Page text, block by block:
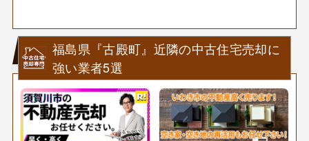
福島県『古殿町』近隣の中古住宅売却に
強い業者5選